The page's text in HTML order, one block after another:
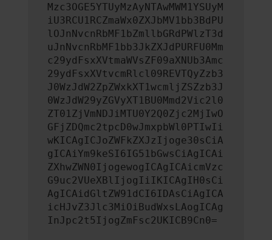
Mzc3OGE5YTUyMzAyNTAwMWM1YSUyM
iU3RCU1RCZmaWx0ZXJbMV1bb3BdPU
lOJnNvcnRbMF1bZmllbGRdPWlzT3d
uJnNvcnRbMF1bb3JkZXJdPURFU0Mm
c29ydFsxXVtmaWVsZF09aXNUb3Amc
29ydFsxXVtvcmRlcl09REVTQyZzb3
J0WzJdW2ZpZWxkXT1wcmljZSZzb3J
0WzJdW29yZGVyXT1BU0Mmd2Vic2l0
ZT01ZjVmNDJiMTU0Y2Q0Zjc2MjIwO
GFjZDQmc2tpcD0wJmxpbWl0PTIwIi
wKICAgICJoZWFkZXJzIjoge30sCiA
gICAiYm9keSI6IG51bGwsCiAgICAi
ZXhwZWN0IjogewogICAgICAicmVzc
G9uc2VUeXBlIjogIiIKICAgIH0sCi
AgICAidGltZW91dCI6IDAsCiAgICA
icHJvZ3Jlc3MiOiBudWxsLAogICAg
InJpc2t5IjogZmFsc2UKICB9Cn0=